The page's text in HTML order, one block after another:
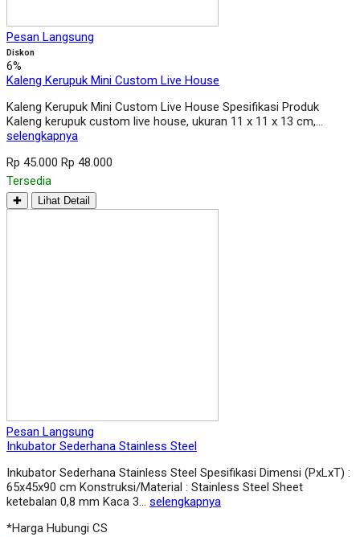
Pesan Langsung
Diskon
6%
Kaleng Kerupuk Mini Custom Live House
Kaleng Kerupuk Mini Custom Live House Spesifikasi Produk
Kaleng kerupuk custom live house, ukuran 11 x 11 x 13 cm,…
selengkapnya
Rp 45.000 Rp 48.000
Tersedia
✚ Lihat Detail
Pesan Langsung
Inkubator Sederhana Stainless Steel
Inkubator Sederhana Stainless Steel Spesifikasi Dimensi (PxLxT) :
65x45x90 cm Konstruksi/Material : Stainless Steel Sheet
ketebalan 0,8 mm Kaca 3… selengkapnya
*Harga Hubungi CS